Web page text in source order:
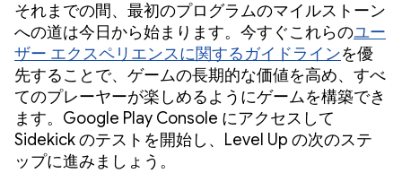
それまでの間、最初のプログラムのマイルストーン
への道は今日から始まります。今すぐこれらのユー
ザー エクスペリエンスに関するガイドラインを優
先することで、ゲームの長期的な価値を高め、すべ
てのプレーヤーが楽しめるようにゲームを構築でき
ます。Google Play Console にアクセスして
Sidekick のテストを開始し、Level Up の次のステ
ップに進みましょう。